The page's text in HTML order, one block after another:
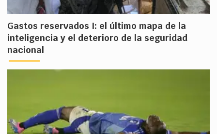
Gastos reservados I: el último mapa de la
inteligencia y el deterioro de la seguridad
nacional